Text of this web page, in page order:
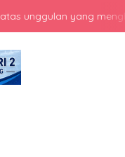
unggulan yang